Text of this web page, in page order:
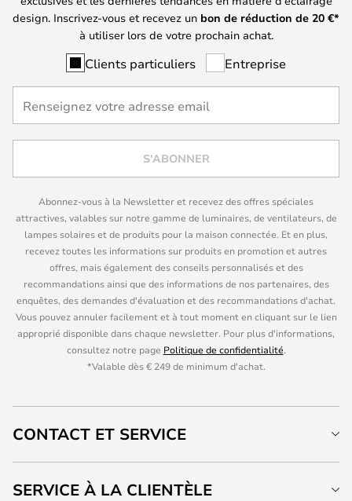
design. Inscrivez-vous et recevez un bon de réduction de 20 €*
à utiliser lors de votre prochain achat.
Clients particuliers Entreprise
S'ABONNER
Abonnez-vous à la Newsletter et recevez des offres spéciales
attractives, valables sur notre gamme de luminaires, de ventilateurs, de
lampes solaires et de produits pour la maison connectée. Et en plus,
recevez toutes les informations sur produits en promotion et autres
offres, mais également des conseils personnalisés et des
recommandations ainsi que des informations de nos partenaires, des
enquêtes, des demandes d'évaluation et des recommandations d'achat.
Vous pouvez annuler facilement et à tout moment en cliquant sur le lien
approprié disponible dans chaque newsletter. Pour plus d'informations,
consultez notre page Politique de confidentialité.
*Valable dès € 249 de minimum d'achat.
CONTACT ET SERVICE
SERVICE À LA CLIENTÈLE